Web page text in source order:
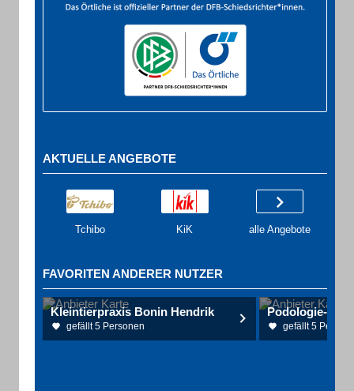
AKTUELLE ANGEBOTE
Tchibo KiK alle Angebote
FAVORITEN ANDERER NUTZER
Kleintierpraxis Bonin Hendrik
gefällt 5 Personen gefällt 5